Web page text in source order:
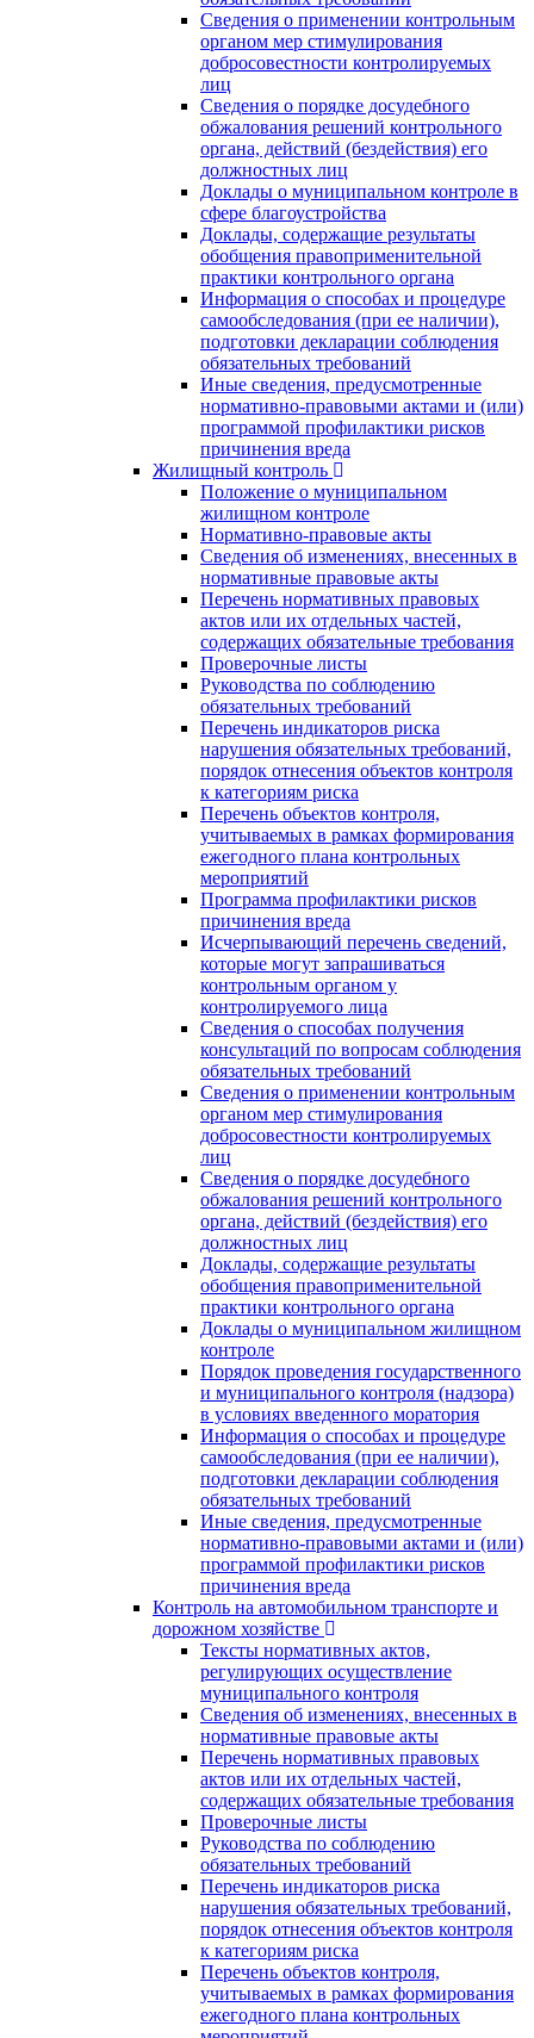
Сведения о применении контрольным
органом мер стимулирования
добросовестности контролируемых
лиц
Сведения о порядке досудебного
обжалования решений контрольного
органа, действий (бездействия) его
должностных лиц
Доклады о муниципальном контроле в
сфере благоустройства
Доклады, содержащие результаты
обобщения правоприменительной
практики контрольного органа
Информация о способах и процедуре
самообследования (при ее наличии),
подготовки декларации соблюдения
обязательных требований
Иные сведения, предусмотренные
нормативно-правовыми актами и (или)
программой профилактики рисков
причинения вреда
Жилищный контроль
Положение о муниципальном
жилищном контроле
Нормативно-правовые акты
Сведения об изменениях, внесенных в
нормативные правовые акты
Перечень нормативных правовых
актов или их отдельных частей,
содержащих обязательные требования
Проверочные листы
Руководства по соблюдению
обязательных требований
Перечень индикаторов риска
нарушения обязательных требований,
порядок отнесения объектов контроля
к категориям риска
Перечень объектов контроля,
учитываемых в рамках формирования
ежегодного плана контрольных
мероприятий
Программа профилактики рисков
причинения вреда
Исчерпывающий перечень сведений,
которые могут запрашиваться
контрольным органом у
контролируемого лица
Сведения о способах получения
консультаций по вопросам соблюдения
обязательных требований
Сведения о применении контрольным
органом мер стимулирования
добросовестности контролируемых
лиц
Сведения о порядке досудебного
обжалования решений контрольного
органа, действий (бездействия) его
должностных лиц
Доклады, содержащие результаты
обобщения правоприменительной
практики контрольного органа
Доклады о муниципальном жилищном
контроле
Порядок проведения государственного
и муниципального контроля (надзора)
в условиях введенного моратория
Информация о способах и процедуре
самообследования (при ее наличии),
подготовки декларации соблюдения
обязательных требований
Иные сведения, предусмотренные
нормативно-правовыми актами и (или)
программой профилактики рисков
причинения вреда
Контроль на автомобильном транспорте и
дорожном хозяйстве
Тексты нормативных актов,
регулирующих осуществление
муниципального контроля
Сведения об изменениях, внесенных в
нормативные правовые акты
Перечень нормативных правовых
актов или их отдельных частей,
содержащих обязательные требования
Проверочные листы
Руководства по соблюдению
обязательных требований
Перечень индикаторов риска
нарушения обязательных требований,
порядок отнесения объектов контроля
к категориям риска
Перечень объектов контроля,
учитываемых в рамках формирования
ежегодного плана контрольных